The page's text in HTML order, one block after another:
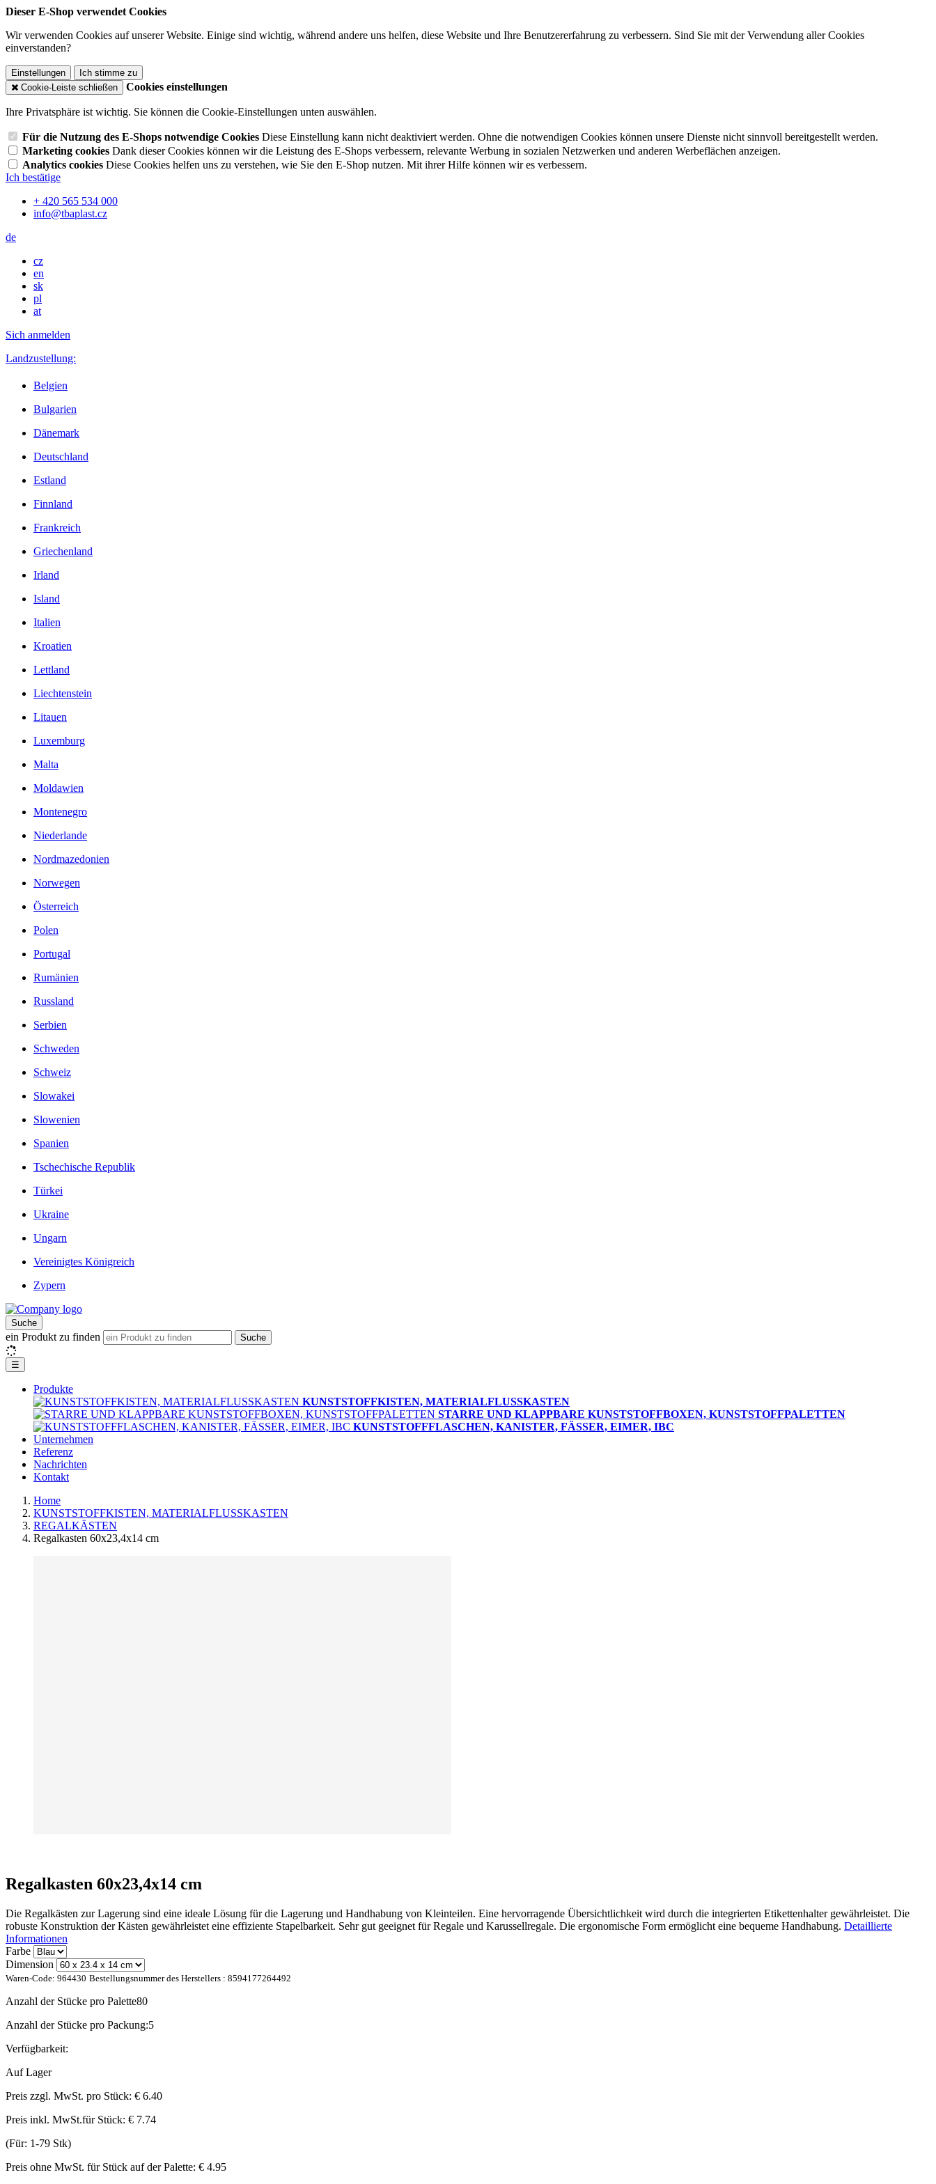
Dieser E-Shop verwendet Cookies
Wir verwenden Cookies auf unserer Website. Einige sind wichtig, während andere uns helfen, diese Website und Ihre Benutzererfahrung zu verbessern. Sind Sie mit der Verwendung aller Cookies
einverstanden?
Einstellungen
Ich stimme zu
Cookie-Leiste schließen
Cookies einstellungen
Ihre Privatsphäre ist wichtig. Sie können die Cookie-Einstellungen unten auswählen.
Für die Nutzung des E-Shops notwendige Cookies Diese Einstellung kann nicht deaktiviert werden. Ohne die notwendigen Cookies können unsere Dienste nicht sinnvoll bereitgestellt werden.
Marketing cookies Dank dieser Cookies können wir die Leistung des E-Shops verbessern, relevante Werbung in sozialen Netzwerken und anderen Werbeflächen anzeigen.
Analytics cookies Diese Cookies helfen uns zu verstehen, wie Sie den E-Shop nutzen. Mit ihrer Hilfe können wir es verbessern.
Ich bestätige
+ 420 565 534 000
info@tbaplast.cz
de
cz
en
sk
pl
at
Sich anmelden
Landzustellung:
Belgien
Bulgarien
Dänemark
Deutschland
Estland
Finnland
Frankreich
Griechenland
Irland
Island
Italien
Kroatien
Lettland
Liechtenstein
Litauen
Luxemburg
Malta
Moldawien
Montenegro
Niederlande
Nordmazedonien
Norwegen
Österreich
Polen
Portugal
Rumänien
Russland
Serbien
Schweden
Schweiz
Slowakei
Slowenien
Spanien
Tschechische Republik
Türkei
Ukraine
Ungarn
Vereinigtes Königreich
Zypern
Suche
ein Produkt zu finden Suche
☰
Produkte
KUNSTSTOFFKISTEN, MATERIALFLUSSKASTEN
STARRE UND KLAPPBARE KUNSTSTOFFBOXEN, KUNSTSTOFFPALETTEN
KUNSTSTOFFFLASCHEN, KANISTER, FÄSSER, EIMER, IBC
Unternehmen
Referenz
Nachrichten
Kontakt
Home
KUNSTSTOFFKISTEN, MATERIALFLUSSKASTEN
REGALKÄSTEN
Regalkasten 60x23,4x14 cm
Regalkasten 60x23,4x14 cm
Die Regalkästen zur Lagerung sind eine ideale Lösung für die Lagerung und Handhabung von Kleinteilen. Eine hervorragende Übersichtlichkeit wird durch die integrierten Etikettenhalter gewährleistet. Die
robuste Konstruktion der Kästen gewährleistet eine effiziente Stapelbarkeit. Sehr gut geeignet für Regale und Karussellregale. Die ergonomische Form ermöglicht eine bequeme Handhabung. Detaillierte
Informationen
Farbe
Dimension
Waren-Code: 964430 Bestellungsnummer des Herstellers : 8594177264492
Anzahl der Stücke pro Palette80
Anzahl der Stücke pro Packung:5
Verfügbarkeit:
Auf Lager
Preis zzgl. MwSt. pro Stück: € 6.40
Preis inkl. MwSt.für Stück: € 7.74
(Für: 1-79 Stk)
Preis ohne MwSt. für Stück auf der Palette: € 4.95